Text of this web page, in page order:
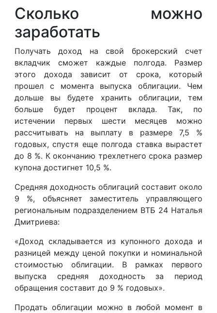
Сколько можно
заработать
Получать доход на свой брокерский счет
вкладчик сможет каждые полгода. Размер
этого дохода зависит от срока, который
прошел с момента выпуска облигации. Чем
дольше вы будете хранить облигации, тем
больше будет процент вклада. Так, по
истечении первых шести месяцев можно
рассчитывать на выплату в размере 7,5 %
годовых, спустя еще полгода ставка вырастет
до 8 %. К окончанию трехлетнего срока размер
купона достигнет 10,5 %.
Средняя доходность облигаций составит около
9 %, объясняет заместитель управляющего
региональным подразделением ВТБ 24 Наталья
Дмитриева:
«Доход складывается из купонного дохода и
разницей между ценой покупки и номинальной
стоимостью облигации. В рамках первого
выпуска средняя доходность за период
обращения составит до 9 % годовых».
Продать облигации можно в любой момент в